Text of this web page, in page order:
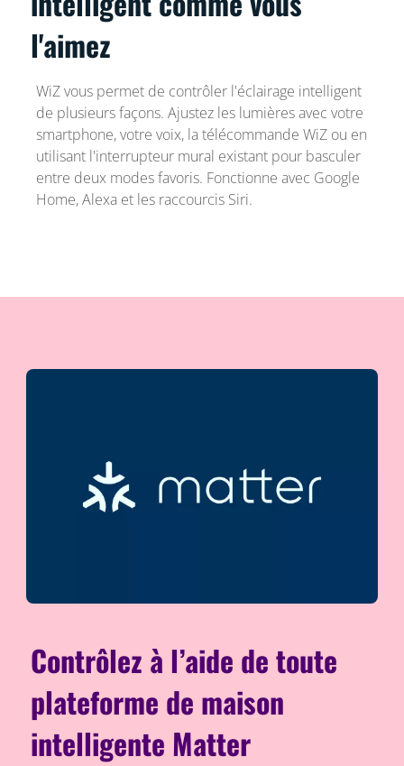
l'aimez
WiZ vous permet de contrôler l'éclairage intelligent
de plusieurs façons. Ajustez les lumières avec votre
smartphone, votre voix, la télécommande WiZ ou en
utilisant l'interrupteur mural existant pour basculer
entre deux modes favoris. Fonctionne avec Google
Home, Alexa et les raccourcis Siri.
Contrôlez à l’aide de toute
plateforme de maison
intelligente Matter